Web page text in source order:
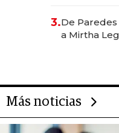
las marcas
3.De
a Mirtha
Más noticias